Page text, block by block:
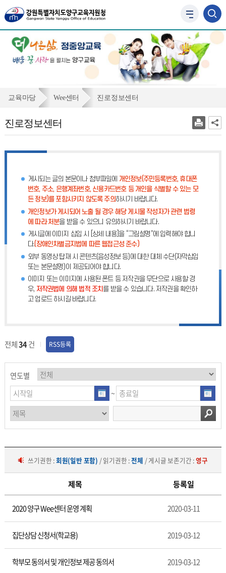
사
트
맵
바
로
가
진
정
교육마당 Wee센터 진로정보센터
진로정보센터
게시되는 글의 본문이나 첨부파일에 개인정보(주민등록번호, 휴대폰
번호, 주소, 은행계좌번호, 신용카드번호 등 개인을 식별할 수 있는 모
든 정보)를 포함시키지 않도록 주의하시기 바랍니다.
개인정보가 게시되어 노출 될 경우 해당 게시물 작성자가 관련 법령
에 따라 처분을 받을 수 있으니 유의하시기 바랍니다.
게시글에 이미지 삽입 시 [상세 내용]을 “그림설명”에 입력해야 합니
다.(장애인차별금지법에 따른 웹접근성 준수)
외부 동영상 탑재 시 콘텐츠(음성정보 등)에 대한 대체 수단(자막삽입
또는 본문설명)이 제공되어야 합니다.
이미지 또는 이미지에 사용된 폰트 등 저작권을 무단으로 사용할 경
우, 저작권법에 의해 법적 조치 를 받을 수 있습니다. 저작권을 확인하
고 업로드 하시길 바랍니다.
전체34건 RSS등록
연도별
~
쓰기권한 :회원(일반 포함) / 읽기권한 :전체 / 게시글 보존기간 :영구
정
제목 등록일
2020 양구 Wee센터 운영 계획 2020-03-11
집단상담 신청서(학교용) 2019-03-12
학부모 동의서 및 개인정보 제공 동의서 2019-03-12